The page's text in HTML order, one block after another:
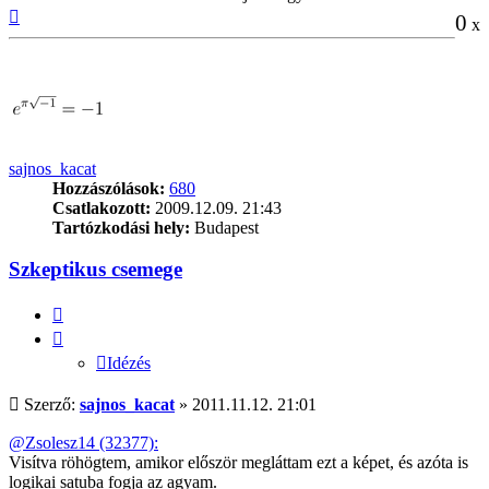
0 x
sajnos_kacat
Hozzászólások: 680
Csatlakozott: 2009.12.09. 21:43
Tartózkodási hely: Budapest
Szkeptikus csemege
Idézés
Hozzászólás
Szerző: sajnos_kacat » 2011.11.12. 21:01
@Zsolesz14 (32377):
Visítva röhögtem, amikor először megláttam ezt a képet, és azóta is
logikai satuba fogja az agyam.